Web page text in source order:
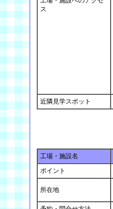
ス
近隣見学スポット
工場・施設名
ポイント
所在地